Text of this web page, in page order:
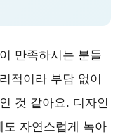
만족하시는 분들
적이라 부담 없이
것 같아요. 디자인
도 자연스럽게 녹아